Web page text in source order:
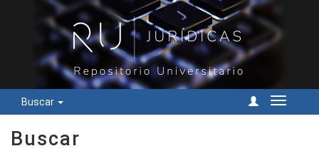
Buscar
Cambiar
Buscar